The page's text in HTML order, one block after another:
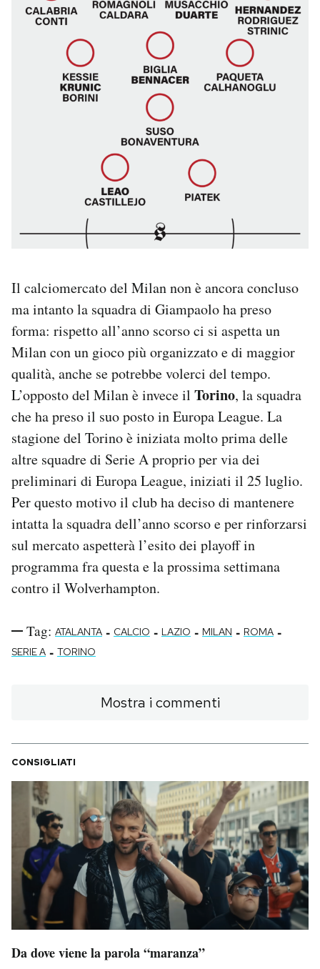
Il calciomercato del Milan non è ancora concluso
ma intanto la squadra di Giampaolo ha preso
forma: rispetto all’anno scorso ci si aspetta un
Milan con un gioco più organizzato e di maggior
qualità, anche se potrebbe volerci del tempo.
L’opposto del Milan è invece il Torino, la squadra
che ha preso il suo posto in Europa League. La
stagione del Torino è iniziata molto prima delle
altre squadre di Serie A proprio per via dei
preliminari di Europa League, iniziati il 25 luglio.
Per questo motivo il club ha deciso di mantenere
intatta la squadra dell’anno scorso e per rinforzarsi
sul mercato aspetterà l’esito dei playoff in
programma fra questa e la prossima settimana
contro il Wolverhampton.
Tag: ATALANTA - CALCIO - LAZIO - MILAN - ROMA -
SERIE A - TORINO
Mostra i commenti
CONSIGLIATI
Da dove viene la parola “maranza”